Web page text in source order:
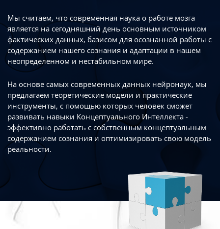
Мы считаем, что современная наука о работе мозга
является на сегодняшний день основным источником
фактических данных, базисом для осознанной работы с
содержанием нашего сознания и адаптации в нашем
неопределенном и нестабильном мире.
На основе самых современных данных нейронаук, мы
предлагаем теоретические модели и практические
инструменты, с помощью которых человек сможет
развивать навыки Концептуального Интеллекта -
эффективно работать с собственным концептуальным
содержанием сознания и оптимизировать свою модель
реальности.